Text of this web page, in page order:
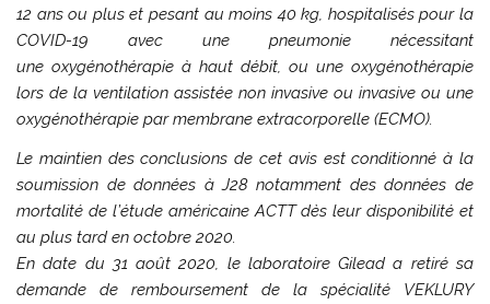
12 ans ou plus et pesant au moins 40 kg, hospitalisés pour la
COVID-19 avec une pneumonie nécessitant
uneoxygénothérapie à haut débit, ou une oxygénothérapie
lors de la ventilation assistée non invasive ou invasive ou une
oxygénothérapie par membrane extracorporelle (ECMO).
Le maintien des conclusions de cet avis est conditionné à la
soumission de données à J28 notamment des données de
mortalité de l’étude américaine ACTT dès leur disponibilité et
au plus tard en octobre2020.
En date du 31 août 2020, le laboratoire Gilead a retiré sa
demande de remboursement de la spécialité VEKLURY